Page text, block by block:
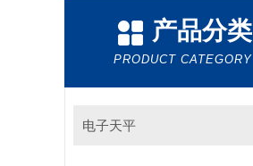
产品分类
PRODUCT CATEGORY
电子天平